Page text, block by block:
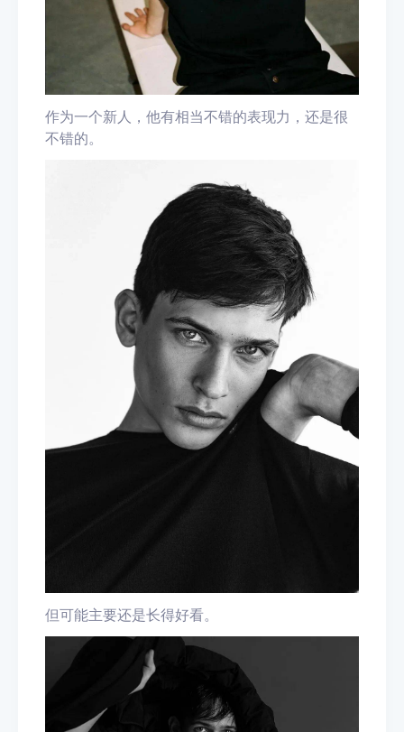
作为一个新人，他有相当不错的表现力，还是很
不错的。
但可能主要还是长得好看。